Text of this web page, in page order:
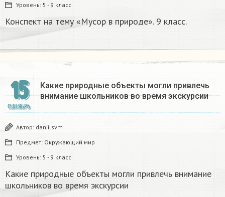
Уровень: 5 - 9 класс
Конспект на тему «Мусор в природе». 9 класс.​
15
СЕНТЯБРЬ
Какие природные объекты могли привлечь
внимание школьников во время экскурсии
Автор: daniilsvm
Предмет: Окружающий мир
Уровень: 5 - 9 класс
Какие природные объекты могли привлечь внимание
школьников во время экскурсии